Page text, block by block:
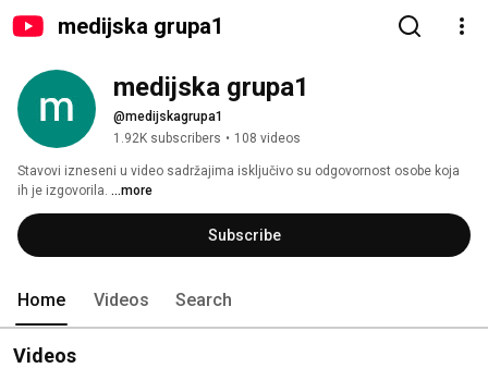
medijska grupa1
medijska grupa1
@medijskagrupa1
1.92K subscribers • 108 videos
Stavovi izneseni u video sadržajima isključivo su odgovornost osobe koja
ih je izgovorila. ...more
Subscribe
Home Videos Search
Videos